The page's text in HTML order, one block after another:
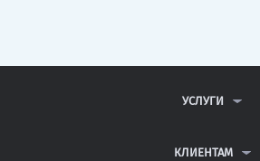
УСЛУГИ
ДИПЛОМНЫЕ РАБОТЫ
КЛИЕНТАМ